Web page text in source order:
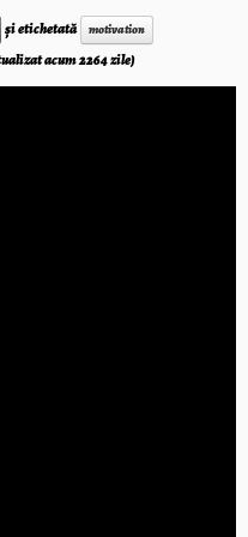
și etichetată motivation
acum 2264 zile)